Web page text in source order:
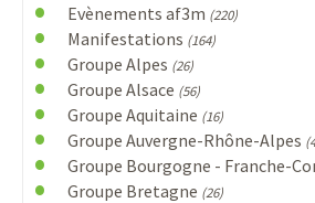
Evènements af3m (220)
Manifestations (164)
Groupe Alpes (26)
Groupe Alsace (56)
Groupe Aquitaine (16)
Groupe Auvergne-Rhône-Alpes
Groupe Bourgogne - Franche-
Groupe Bretagne (26)